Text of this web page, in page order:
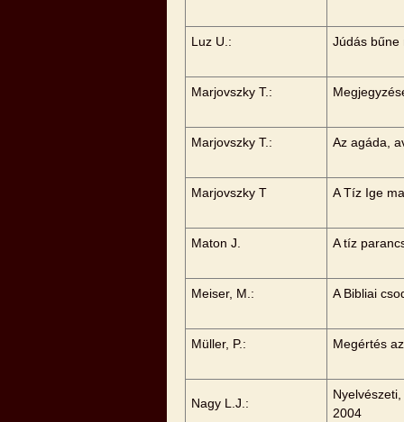
Luz U.: Júdás bűne
Marjovszky T.:
Marjovszky T.: Az agáda,
Marjovszky T A Tíz Ige
Maton J. A tíz
Meiser, M.: A Bibliai
Müller, P.: Megértés
Nagy L.J.:
2004